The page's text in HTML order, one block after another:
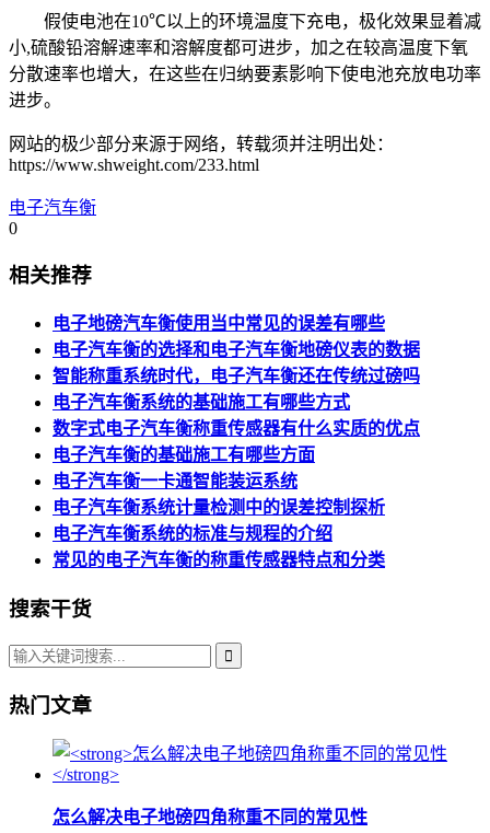
假使电池在10℃以上的环境温度下充电，极化效果显着减
小,硫酸铅溶解速率和溶解度都可进步，加之在较高温度下氧
分散速率也增大，在这些在归纳要素影响下使电池充放电功率
进步。
网站的极少部分来源于网络，转载须并注明出处：
https://www.shweight.com/233.html
电子汽车衡
0
相关推荐
电子地磅汽车衡使用当中常见的误差有哪些
电子汽车衡的选择和电子汽车衡地磅仪表的数据
智能称重系统时代，电子汽车衡还在传统过磅吗
电子汽车衡系统的基础施工有哪些方式
数字式电子汽车衡称重传感器有什么实质的优点
电子汽车衡的基础施工有哪些方面
电子汽车衡一卡通智能装运系统
电子汽车衡系统计量检测中的误差控制探析
电子汽车衡系统的标准与规程的介绍
常见的电子汽车衡的称重传感器特点和分类
搜索干货
热门文章
怎么解决电子地磅四角称重不同的常见性